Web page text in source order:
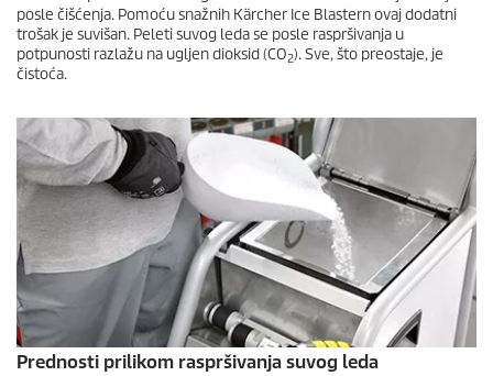
posle čišćenja. Pomoću snažnih Kärcher Ice Blastern ovaj dodatni
trošak je suvišan. Peleti suvog leda se posle raspršivanja u
potpunosti razlažu na ugljen dioksid (CO2). Sve, što preostaje, je
čistoća.
Prednosti prilikom raspršivanja suvog leda